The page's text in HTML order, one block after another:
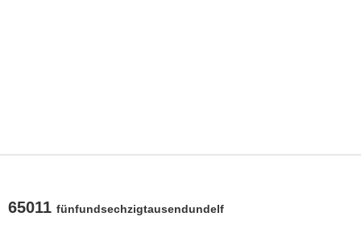
65011 fünfundsechzigtausendundelf